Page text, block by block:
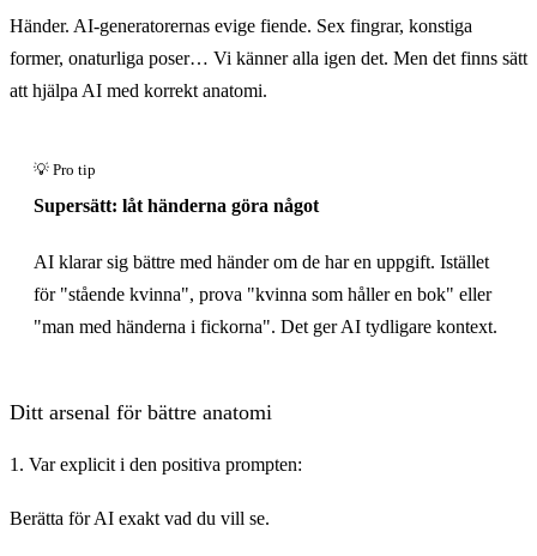
Händer. AI-generatorernas evige fiende. Sex fingrar, konstiga
former, onaturliga poser… Vi känner alla igen det. Men det finns sätt
att hjälpa AI med korrekt anatomi.
Supersätt: låt händerna göra något
AI klarar sig bättre med händer om de har en uppgift. Istället
för "stående kvinna", prova "kvinna som håller en bok" eller
"man med händerna i fickorna". Det ger AI tydligare kontext.
Ditt arsenal för bättre anatomi
1. Var explicit i den positiva prompten:
Berätta för AI exakt vad du vill se.